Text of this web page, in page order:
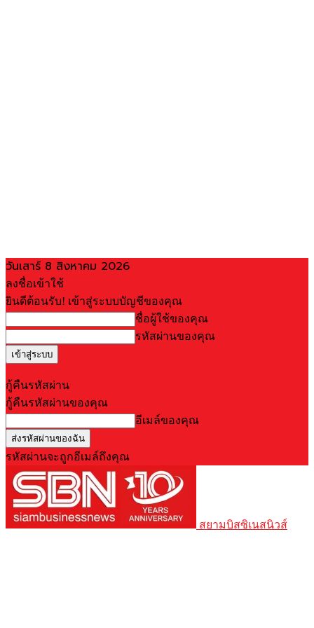
วันเสาร์ 8 สิงหาคม 2026
ลงชื่อเข้าใช้
ยินดีต้อนรับ! เข้าสู่ระบบบัญชีของคุณ
ชื่อผู้ใช้ของคุณ
รหัสผ่านของคุณ
กู้คืนรหัสผ่าน
กู้คืนรหัสผ่านของคุณ
อีเมล์ของคุณ
รหัสผ่านจะถูกอีเมล์ถึงคุณ
สยามบิสซิเนสนิวส์